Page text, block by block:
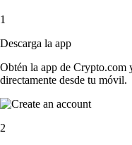
1
Descarga la app
Obtén la app de Crypto.com
directamente desde tu móvil.
2